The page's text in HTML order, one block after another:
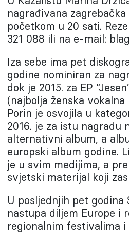
nagrađivana
početkom u 20 sati.
321 088 ili na e-mail:
Iza sebe ima pet
godine nominiran za
dok je 2015. za EP
(najbolja ženska
Porin je osvojila u
2016. je za istu nagradu
alternativni album, a
europski album godine.
je u svim medijima, a
svjetski materijal koji
U posljednjih pet godina
nastupa diljem Europe i
regionalnim festivalima